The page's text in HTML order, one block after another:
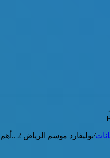
/بوليفارد موسم الرياض 2 ..أهم الفعاليات وسعر التذكرة والحجز